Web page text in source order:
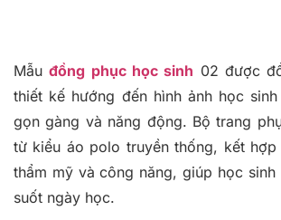
Mẫuđồng phục học sinh 02 được
thiết kế hướng đến hình ảnh học
gọn gàng và năng động. Bộ trang
từ kiểu áo polo truyền thống, kết
thẩm mỹ và công năng, giúp học
suốt ngày học.